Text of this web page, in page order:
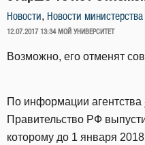
Новости, Новости
ОПУБЛИКОВАНО
12.07.2017 13:34 МОЙ УНИВЕРСИТЕТ
Возможно, его отменят
По информации агентства
Правительство РФ
которому до 1 января